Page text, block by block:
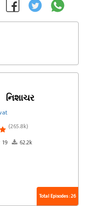
નિશાચર
(265.8k)
19 62.2k
Total Episodes : 26